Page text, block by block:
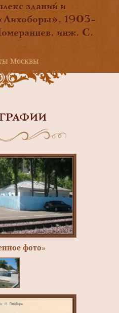
зданий и
«Лихоборы», 1903-
инж. С.
Москвы
фото»